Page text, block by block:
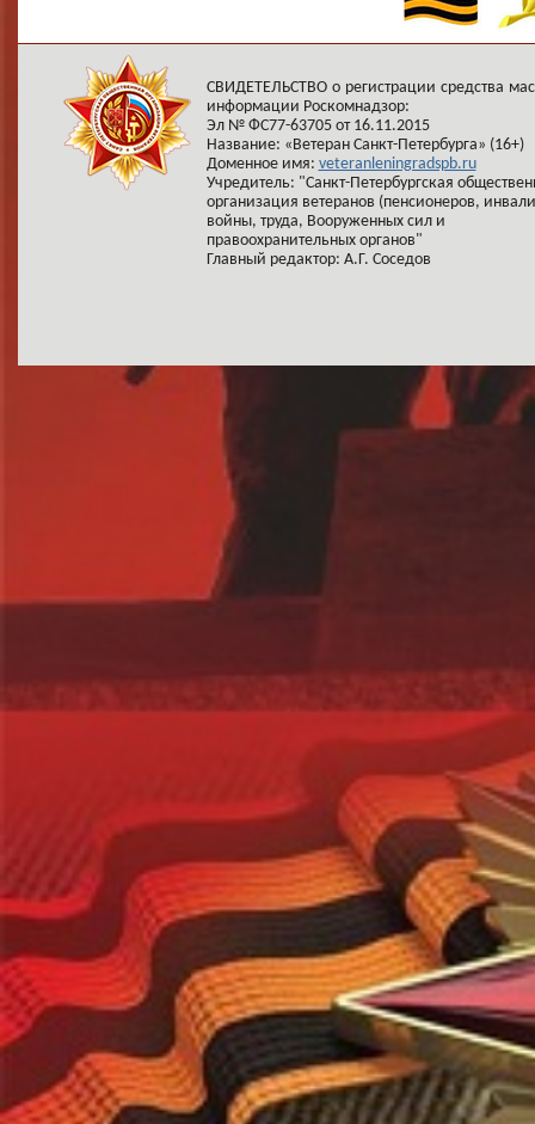
СВИДЕТЕЛЬСТВО о регистрации средства
информации Роскомнадзор:
Эл № ФС77-63705 от 16.11.2015
Название: «Ветеран Санкт-Петербурга» (16+)
Доменное имя: veteranleningradspb.ru
Учредитель: "Санкт-Петербургская
организация ветеранов (пенсионеров,
войны, труда, Вооруженных сил и
правоохранительных органов"
Главный редактор: А.Г. Соседов